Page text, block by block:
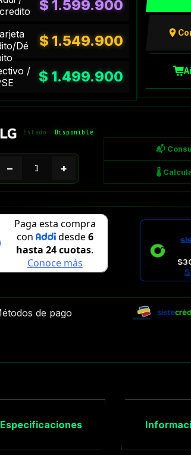
$ 1.599.900
$ 1.549.900
$ 1.499.900
Estado: Disponible
− +
📬
🌡
Especificaciones